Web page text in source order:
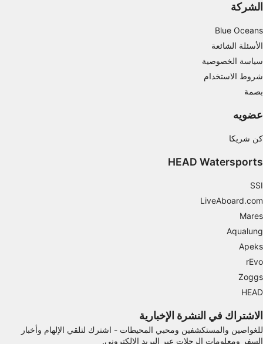
الشركة
Blue Oceans
الأسئلة الشائعة
سياسة الخصوصية
شروط الاستخدام
بصمة
عضويه
كن شريكا
HEAD Watersports
SSI
LiveAboard.com
Mares
Aqualung
Apeks
rEvo
Zoggs
HEAD
الاشتراك في النشرة الإخبارية
للغواصين والمستكشفين ومحبي المحيطات - اشترك لتلقي الإلهام وأخبار
السفر ومعلومات الرحلات عبر البريد الإلكتروني.
أغراض المعالجة غير المتعلقة بـ IAB: